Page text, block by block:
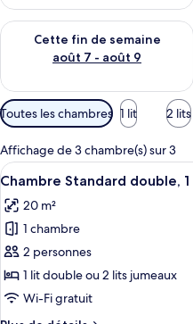
Cette fin de semaine
août 7 - août 9
Vérifier la disponibilité pour
Filtres
disponibles
pour
les
chambres
Toutes les chambres 1 lit 2 lits
Affichage de 3 chambre(s) sur 3
Afficher
toutes
les
photos
pour
ce
type
11
Chambre Standard double,
20 m²
1 chambre
2 personnes
1 lit double ou 2 lits jumeaux
Wi-Fi gratuit